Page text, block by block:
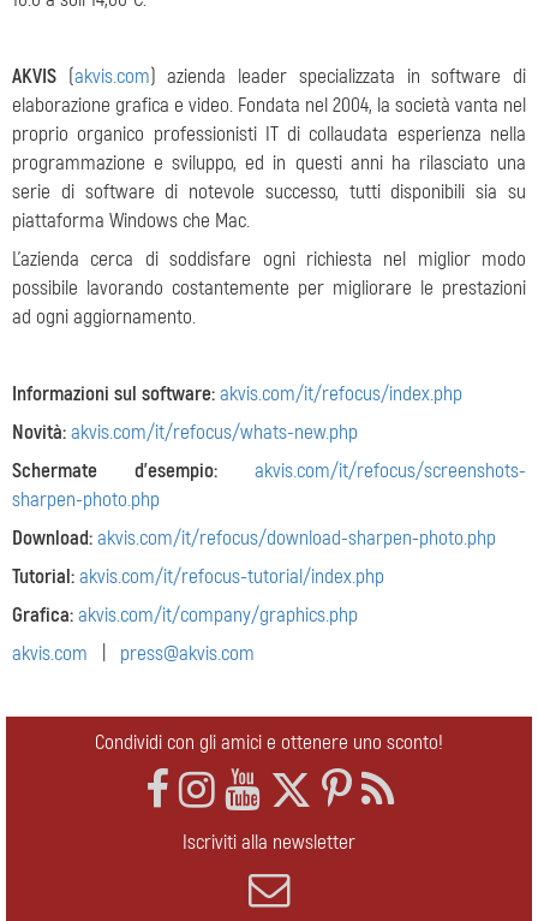
AKVIS (akvis.com) azienda leader specializzata in software di
elaborazione grafica e video. Fondata nel 2004, la società vanta nel
proprio organico professionisti IT di collaudata esperienza nella
programmazione e sviluppo, ed in questi anni ha rilasciato una
serie di software di notevole successo, tutti disponibili sia su
piattaforma Windows che Mac.
L'azienda cerca di soddisfare ogni richiesta nel miglior modo
possibile lavorando costantemente per migliorare le prestazioni
ad ogni aggiornamento.
Informazioni sul software:akvis.com/it/refocus/index.php
Novità:akvis.com/it/refocus/whats-new.php
Schermate d'esempio:
akvis.com/it/refocus/screenshots-
sharpen-photo.php
Download:akvis.com/it/refocus/download-sharpen-photo.php
Tutorial:akvis.com/it/refocus-tutorial/index.php
Grafica:akvis.com/it/company/graphics.php
akvis.com
press@akvis.com
Condividi con gli amici e ottenere uno sconto!
Iscriviti alla newsletter